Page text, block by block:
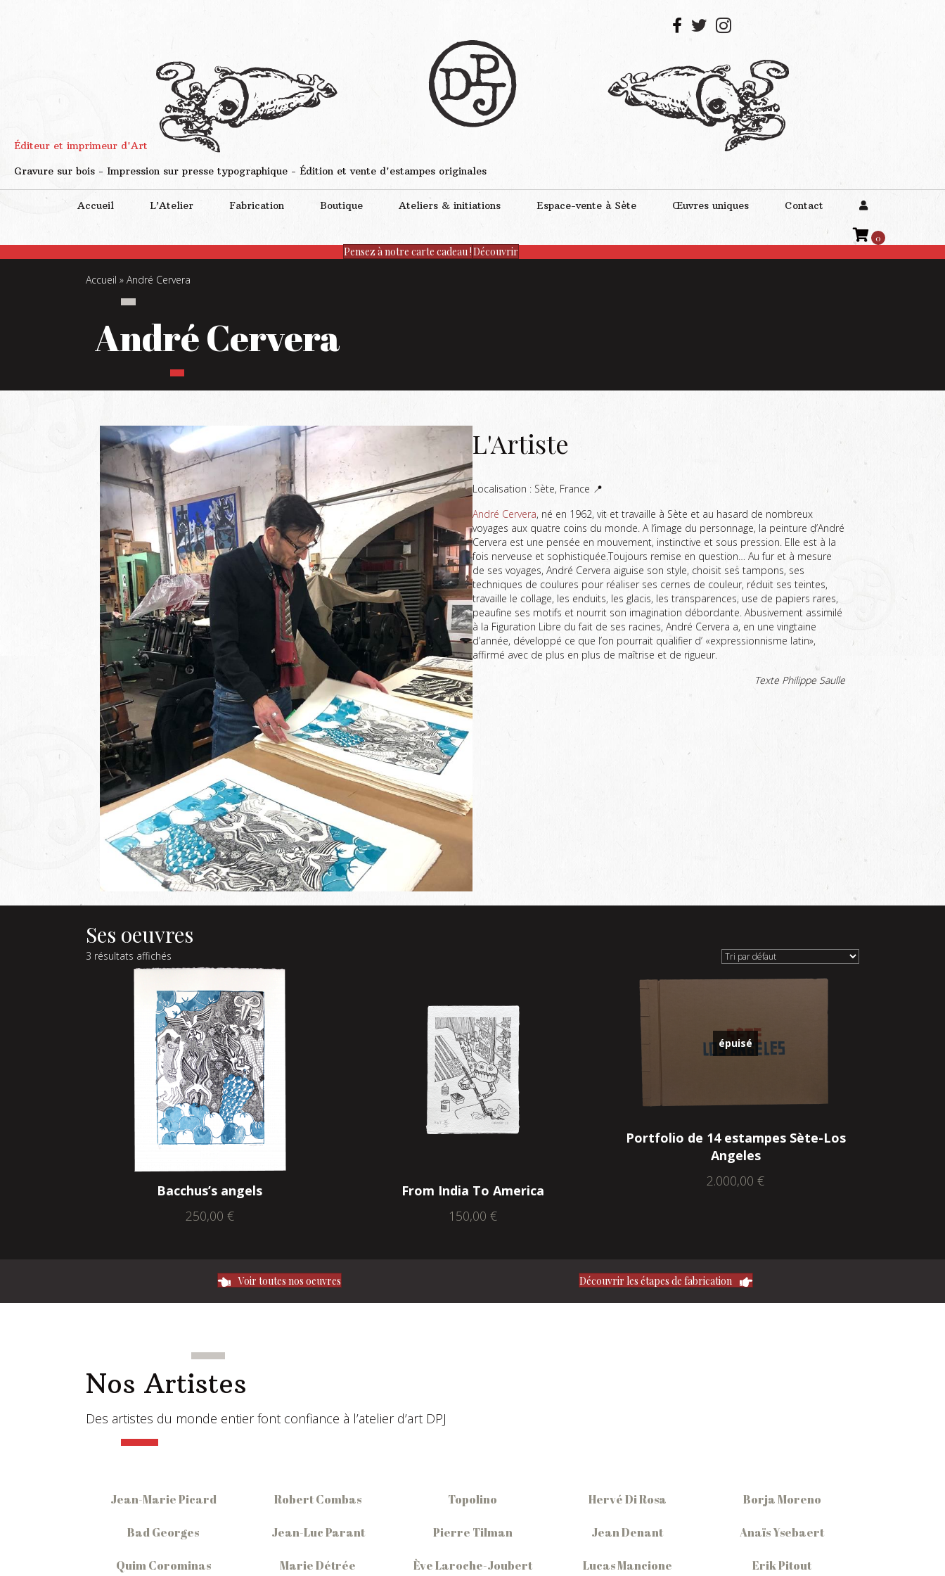
Éditeur et imprimeur d'Art
Gravure sur bois - Impression sur presse typographique - Édition et vente d'estampes originales
Accueil L’Atelier Fabrication Boutique Ateliers & initiations Espace-vente à Sète Œuvres uniques Contact
0
Pensez à notre carte cadeau !Découvrir
Accueil » André Cervera
André Cervera
L'Artiste
Localisation : Sète, France 📍
André Cervera, né en 1962, vit et travaille à Sète et au hasard de nombreux
voyages aux quatre coins du monde. A l’image du personnage, la peinture d’André
Cervera est une pensée en mouvement, instinctive et sous pression. Elle est à la
fois nerveuse et sophistiquée.Toujours remise en question… Au fur et à mesure
de ses voyages, André Cervera aiguise son style, choisit ses tampons, ses
techniques de coulures pour réaliser ses cernes de couleur, réduit ses teintes,
travaille le collage, les enduits, les glacis, les transparences, use de papiers rares,
peaufine ses motifs et nourrit son imagination débordante. Abusivement assimilé
à la Figuration Libre du fait de ses racines, André Cervera a, en une vingtaine
d’année, développé ce que l’on pourrait qualifier d’ «expressionnisme latin»,
affirmé avec de plus en plus de maîtrise et de rigueur.
Texte Philippe Saulle
Ses oeuvres
3 résultats affichés
Bacchus’s angels
250,00 €
From India To America
150,00 €
épuisé
Portfolio de 14 estampes Sète-Los
Angeles
2.000,00 €
Voir toutes nos oeuvres Découvrir les étapes de fabrication
Nos Artistes
Des artistes du monde entier font confiance à l’atelier d’art DPJ
Jean-Marie Picard Robert Combas Topolino Hervé Di Rosa Borja Moreno
Bad Georges Jean-Luc Parant Pierre Tilman Jean Denant Anaïs Ysebaert
Quim Corominas Marie Détrée Ève Laroche-Joubert Lucas Mancione Erik Pitout